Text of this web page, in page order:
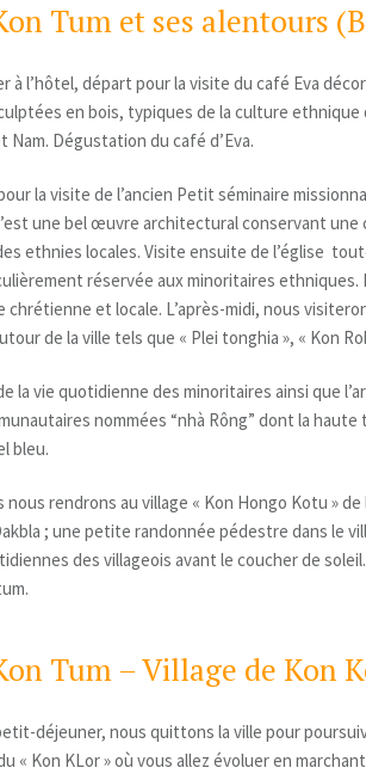
Tum et ses alentours
à l’hôtel, départ pour la visite du café Eva
en bois, typiques de la culture ethnique
Nam. Dégustation du café d’Eva.
la visite de l’ancien Petit séminaire
une bel œuvre architectural conservant
ethnies locales. Visite ensuite de l’église
réservée aux minoritaires
chrétienne et locale. L’après-midi, nous
de la ville tels que « Plei tonghia », « Kon
la vie quotidienne des minoritaires ainsi que
nommées “nhà Rông” dont la
bleu.
nous rendrons au village « Kon Hongo Kotu » de
; une petite randonnée pédestre dans le
des villageois avant le coucher de
Tum – Village de Kon
déjeuner, nous quittons la ville pour
« Kon KLor » où vous allez évoluer en